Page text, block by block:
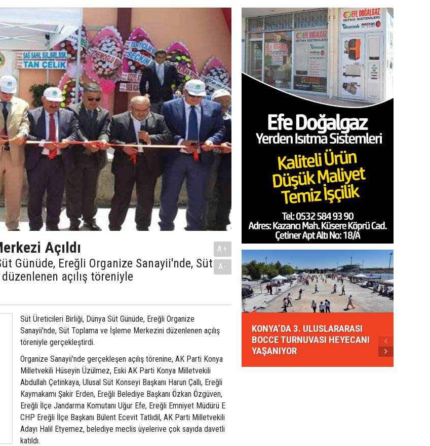
Açıldı
Günüde, Ereğli Organize Sanayii'nde, Süt
açılış töreniyle
A+
A-
Süt Üreticileri Birliği, Dünya Süt Günüde, Ereğli Organize
Sanayii'nde, Süt Toplama ve İşleme Merkezini düzenlenen açılış
töreniyle gerçekleştirdi.
Organize Sanayii'nde gerçekleşen açılış törenine, AK Parti Konya
Milletvekili Hüseyin Üzülmez, Eski AK Parti Konya Milletvekili
Abdullah Çetinkaya, Ulusal Süt Konseyi Başkanı Harun Çallı, Ereğli
Kaymakamı Şakir Erden, Ereğli Belediye Başkanı Özkan Özgüven,
Ereğli İlçe Jandarma Komutanı Uğur Efe, Ereğli Emniyet Müdürü E
CHP Ereğli İlçe Başkanı Bülent Ecevit Tatlıdil, AK Parti Milletvekili
Adayı Halil Etyemez, belediye meclis üyelerive çok sayıda davetli
katıldı.
KONYA’DA 3. ULUSLARARASI
BOCCE TURNUVASI HEYECANI
YAŞANIYOR